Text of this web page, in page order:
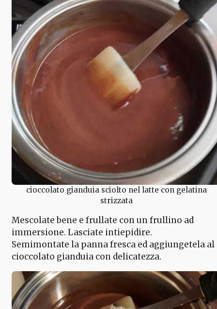
cioccolato gianduia sciolto nel latte con gelatina
strizzata
Mescolate bene e frullate con un frullino ad
immersione. Lasciate intiepidire.
Semimontate la panna fresca ed aggiungetela al
cioccolato gianduia con delicatezza.